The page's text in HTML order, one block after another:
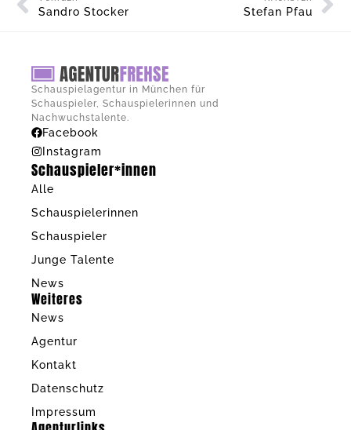
Sandro Stocker Stefan Pfau
Schauspielagentur in München für
Schauspieler, Schauspielerinnen und
Nachwuchstalente.
Facebook
Instagram
Schauspieler*innen
Alle
Schauspielerinnen
Schauspieler
Junge Talente
News
Weiteres
News
Agentur
Kontakt
Datenschutz
Impressum